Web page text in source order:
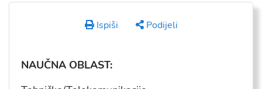
Ispiši Podijeli
NAUČNA OBLAST: